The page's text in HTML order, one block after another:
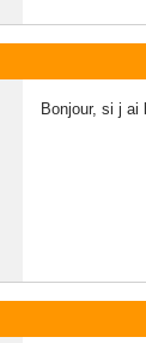
Bonjour, si j